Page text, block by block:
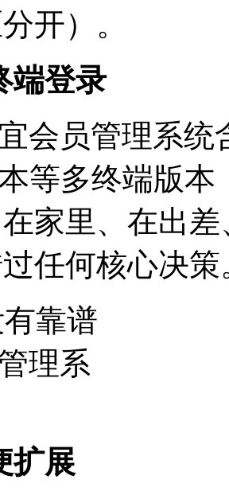
开）。
端登录
会员管理系统
等多终端版
家里、在出
任何核心决策
扩展